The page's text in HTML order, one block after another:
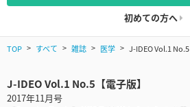
初めての方へ
TOP すべて 雑誌 医学 J-IDEO Vol.1 No.5
J-IDEO Vol.1 No.5【電子版】
2017年11月号